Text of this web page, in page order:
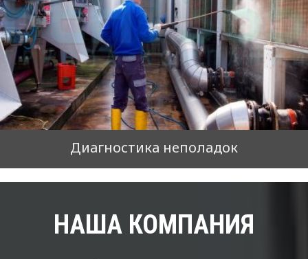
Диагностика неполадок
НАША КОМПАНИЯ